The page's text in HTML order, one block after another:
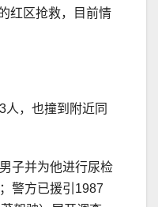
红区抢救，目前情
人，也撞到附近同
子并为他进行尿检
警方已援引1987